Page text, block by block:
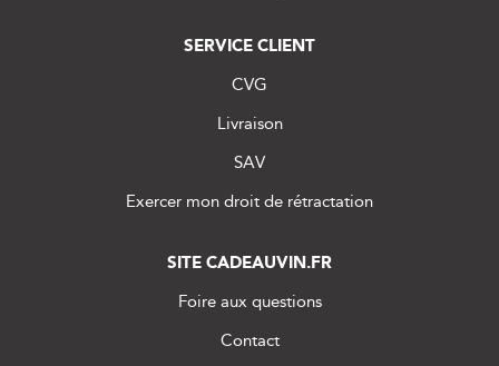
SERVICE CLIENT
CVG
Livraison
SAV
Exercer mon droit de rétractation
SITE CADEAUVIN.FR
Foire aux questions
Contact